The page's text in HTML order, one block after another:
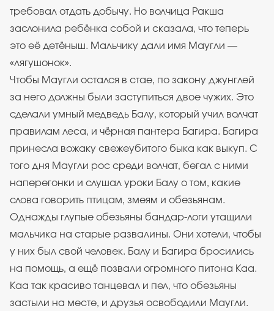
требовал отдать добычу. Но волчица Ракша
заслонила ребёнка собой и сказала, что теперь
это её детёныш. Мальчику дали имя Маугли —
«лягушонок».
Чтобы Маугли остался в стае, по закону джунглей
за него должны были заступиться двое чужих. Это
сделали умный медведь Балу, который учил волчат
правилам леса, и чёрная пантера Багира. Багира
принесла вожаку свежеубитого быка как выкуп. С
того дня Маугли рос среди волчат, бегал с ними
наперегонки и слушал уроки Балу о том, какие
слова говорить птицам, змеям и обезьянам.
Однажды глупые обезьяны бандар-логи утащили
мальчика на старые развалины. Они хотели, чтобы
у них был свой человек. Балу и Багира бросились
на помощь, а ещё позвали огромного питона Каа.
Каа так красиво танцевал и пел, что обезьяны
застыли на месте, и друзья освободили Маугли.